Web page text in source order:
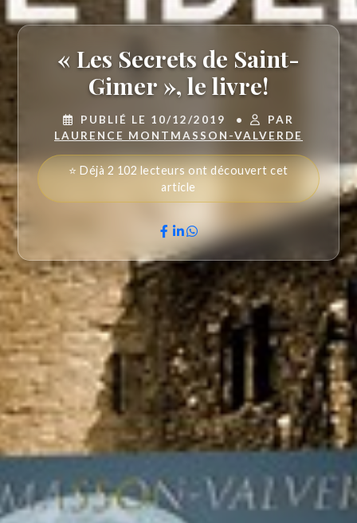
« Les Secrets de Saint-
Gimer », le livre!
PUBLIÉ LE 10/12/2019 •
PAR
LAURENCE MONTMASSON-VALVERDE
⭐ Déjà 2 102 lecteurs ont découvert cet
article